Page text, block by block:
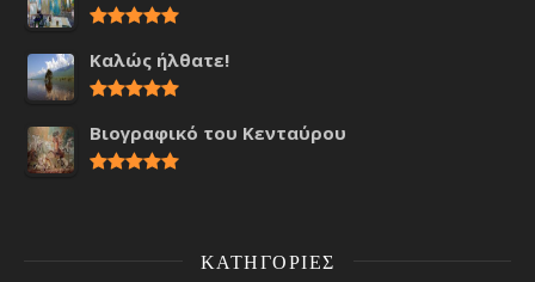
Καλώς ήλθατε!
Βιογραφικό του Κενταύρου
ΚΑΤΗΓΟΡΊΕΣ